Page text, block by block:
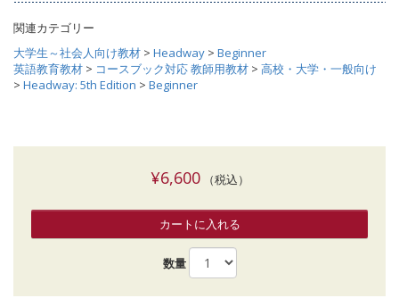
関連カテゴリー
大学生～社会人向け教材 > Headway > Beginner
英語教育教材 > コースブック対応 教師用教材 > 高校・大学・一般向け
> Headway: 5th Edition > Beginner
¥6,600（税込）
カートに入れる
数量